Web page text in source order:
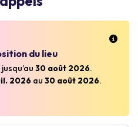
du lieu
30 août 2026.
2026 au 30 août 2026.